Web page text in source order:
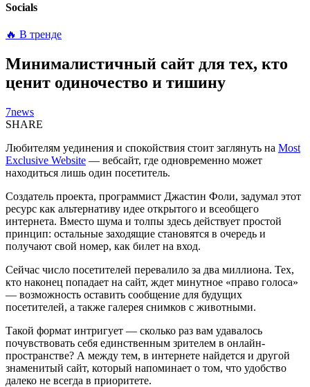
Socials
🔥 В тренде
Минималистичный сайт для тех, кто
ценит одиночество и тишину
7news
SHARE
Любителям уединения и спокойствия стоит заглянуть на Most
Exclusive Website — вебсайт, где одновременно может
находиться лишь один посетитель.
Создатель проекта, программист Джастин Фоли, задумал этот
ресурс как альтернативу идее открытого и всеобщего
интернета. Вместо шума и толпы здесь действует простой
принцип: остальные заходящие становятся в очередь и
получают свой номер, как билет на вход.
Сейчас число посетителей перевалило за два миллиона. Тех,
кто наконец попадает на сайт, ждет минутное «право голоса»
— возможность оставить сообщение для будущих
посетителей, а также галерея снимков с животными.
Такой формат интригует — сколько раз вам удавалось
почувствовать себя единственным зрителем в онлайн-
пространстве? А между тем, в интернете найдется и другой
знаменитый сайт, который напоминает о том, что удобство
далеко не всегда в приоритете.